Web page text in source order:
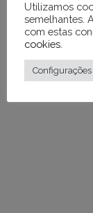
Utilizamos
semelhantes.
com estas
cookies
Configurações